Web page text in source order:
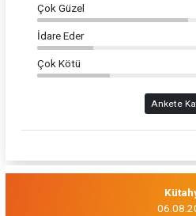
Çok Güzel
İdare Eder
Çok Kötü
Ankete